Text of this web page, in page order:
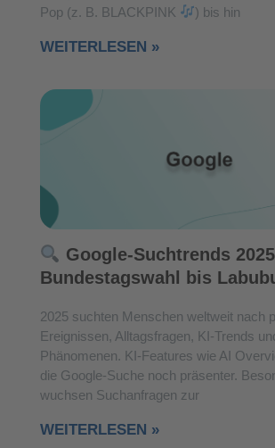
Pop (z. B. BLACKPINK
) bis hin
WEITERLESEN »
Google-Suchtrends
Bundestagswahl bis
2025 suchten Menschen weltweit nach
Ereignissen, Alltagsfragen, KI-Trends
Phänomenen. KI-Features wie AI
die Google-Suche noch präsenter.
wuchsen Suchanfragen zur
WEITERLESEN »